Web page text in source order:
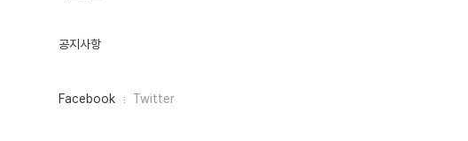
공지사항
페
Facebook Twitter